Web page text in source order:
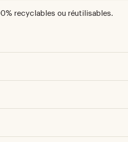
recyclables ou réutilisables.